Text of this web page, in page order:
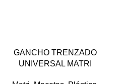
ARENA BARRO
BLANCO
CEMENTO
NARANJA
GANCHO TRENZADO
UNIVERSAL MATRI